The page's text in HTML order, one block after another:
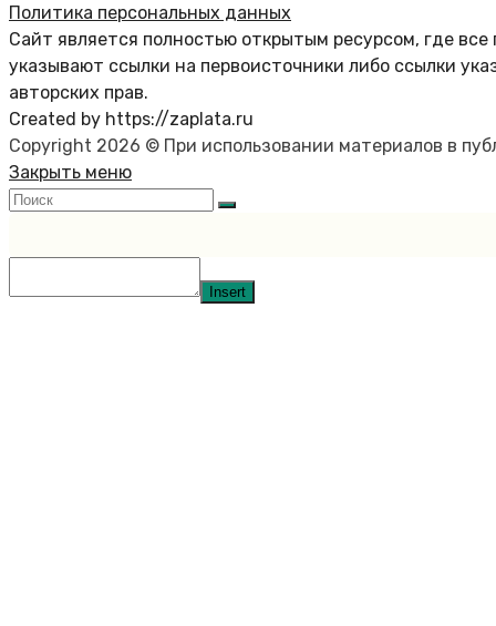
Политика персональных данных
Сайт является полностью открытым ресурсом, где
указывают ссылки на первоисточники либо ссылки
авторских прав.
Created by https://zaplata.ru
Copyright 2026 © При использовании материалов в
Закрыть меню
Insert